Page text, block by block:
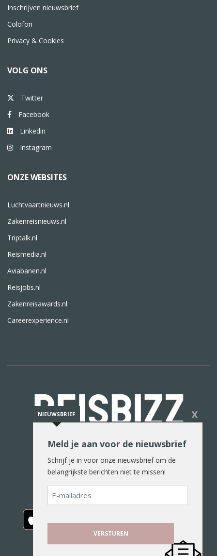
Inschrijven nieuwsbrief
Colofon
Privacy & Cookies
VOLG ONS
Twitter
Facebook
Linkedin
Instagram
ONZE WEBSITES
Luchtvaartnieuws.nl
Zakenreisnieuws.nl
Triptalk.nl
Reismedia.nl
Aviabanen.nl
Reisjobs.nl
Zakenreisawards.nl
Careerexperience.nl
De reiswereld in woord en beeld
NIEUWSBRIEF X
Meld je aan voor de nieuwsbrief
Schrijf je in voor onze nieuwsbrief om de
belangrijkste berichten niet te missen!
E-
mailadres